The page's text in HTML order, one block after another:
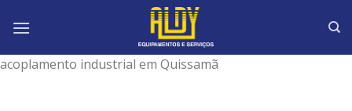
acoplamento industrial em Quissamã